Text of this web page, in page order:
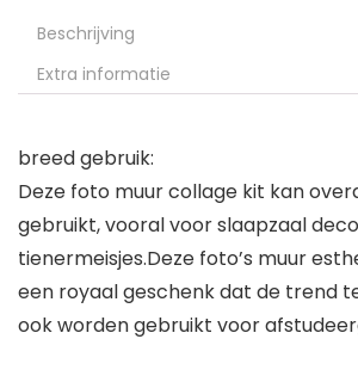
Beschrijving
Extra informatie
breed gebruik:
Deze foto muur collage kit kan
gebruikt, vooral voor slaapzaal
tienermeisjes.Deze foto’s muur
een royaal geschenk dat de trend
ook worden gebruikt voor